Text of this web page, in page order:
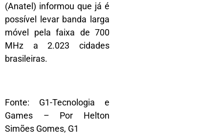
(Anatel) informou que já é
possível levar banda larga
móvel pela faixa de 700
MHz a 2.023 cidades
brasileiras.
Fonte: G1-Tecnologia e
Games – Por Helton
Simões Gomes, G1